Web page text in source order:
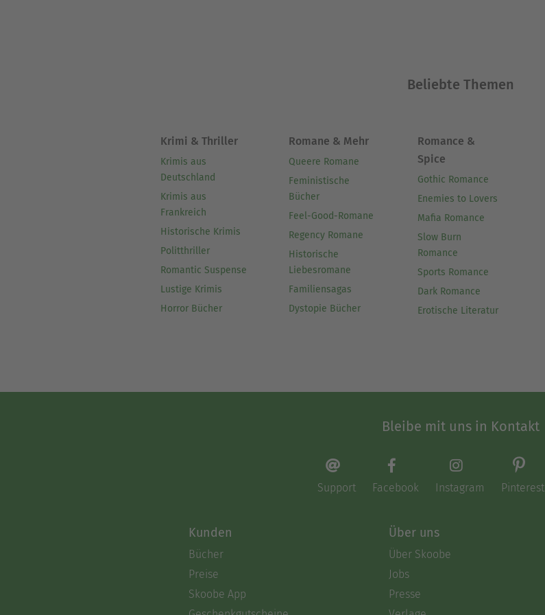
Beliebte Themen
Krimi & Thriller
Krimis aus
Deutschland
Krimis aus
Frankreich
Historische Krimis
Politthriller
Romantic Suspense
Lustige Krimis
Horror Bücher
Romane & Mehr
Queere Romane
Feministische
Bücher
Feel-Good-Romane
Regency Romane
Historische
Liebesromane
Familiensagas
Dystopie Bücher
Romance &
Spice
Gothic Romance
Enemies to Lovers
Mafia Romance
Slow Burn
Romance
Sports Romance
Dark Romance
Erotische Literatur
Bleibe mit uns in Kontakt
Support Facebook Instagram Pinterest
Kunden
Bücher
Preise
Skoobe App
Über uns
Über Skoobe
Jobs
Presse